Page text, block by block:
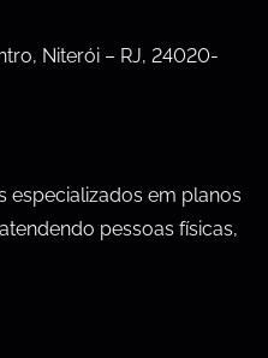
Niterói – RJ, 24020-
especializados em planos
pessoas físicas,